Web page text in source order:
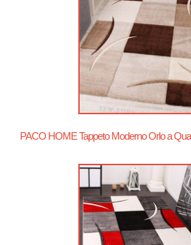
PACO HOME Tappeto Moderno Orlo a